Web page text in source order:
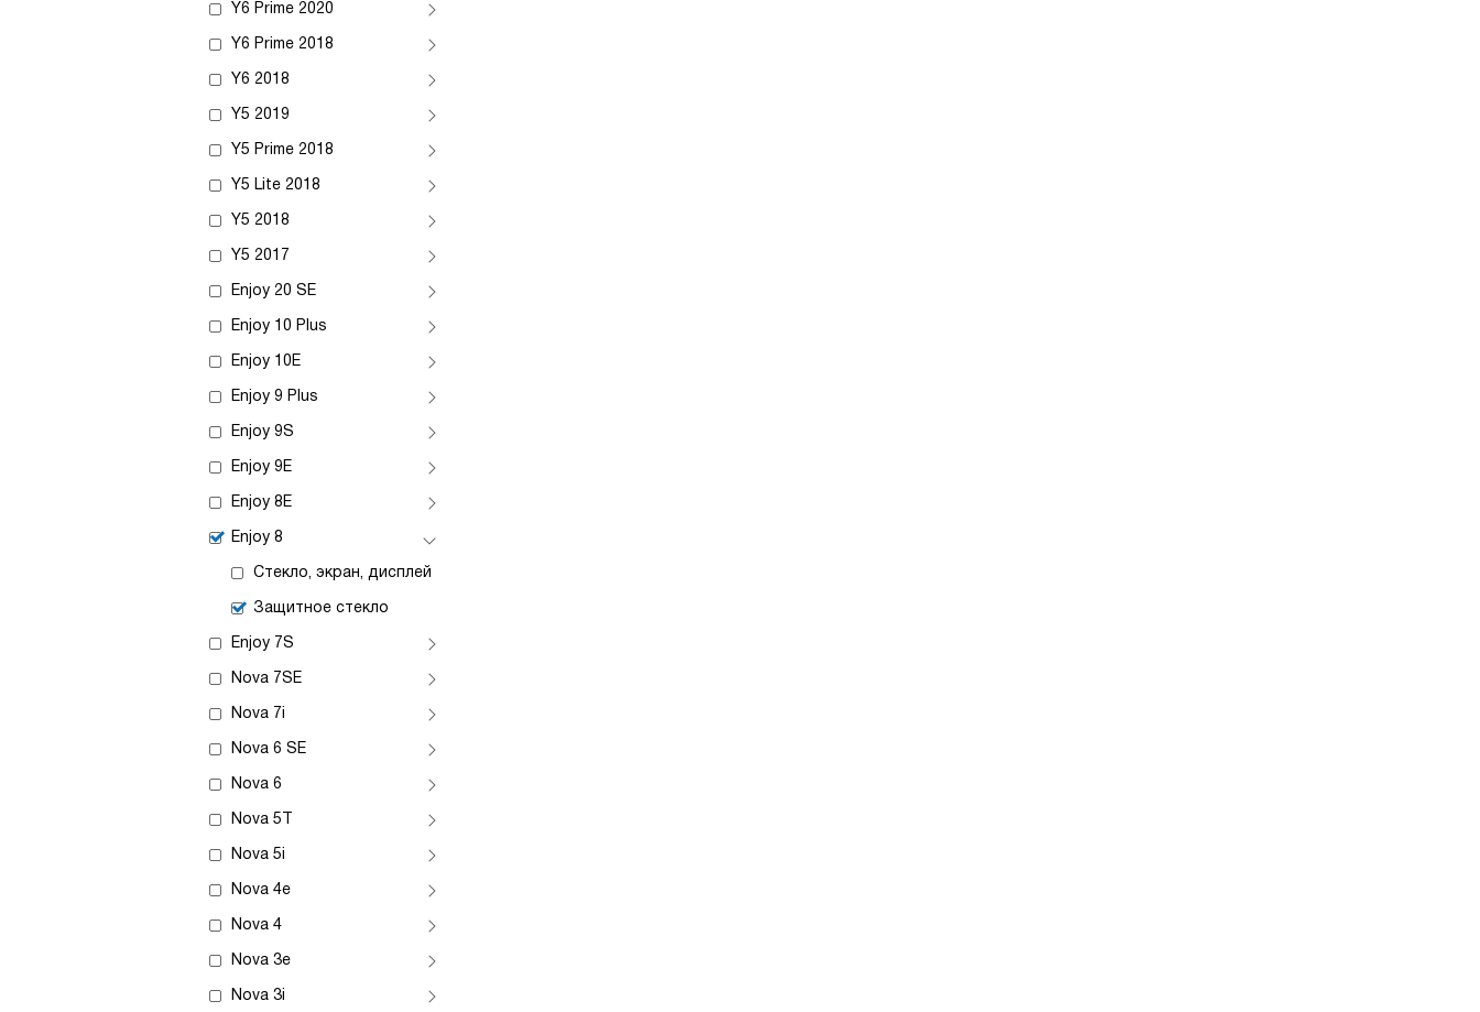
Y6 Prime 2020
Y6 Prime 2018
Y6 2018
Y5 2019
Y5 Prime 2018
Y5 Lite 2018
Y5 2018
Y5 2017
Enjoy 20 SE
Enjoy 10 Plus
Enjoy 10E
Enjoy 9 Plus
Enjoy 9S
Enjoy 9E
Enjoy 8E
Enjoy 8
Стекло, экран, дисплей
Защитное стекло
Enjoy 7S
Nova 7SE
Nova 7i
Nova 6 SE
Nova 6
Nova 5T
Nova 5i
Nova 4e
Nova 4
Nova 3e
Nova 3i